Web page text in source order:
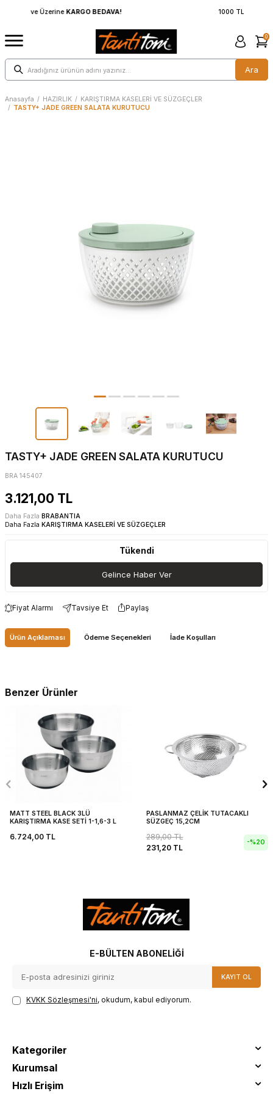
1000 TL ve Üzerine
Ara
0
Anasayfa / HAZIRLIK / KARIŞTIRMA KASELERİ VE SÜZGEÇLER
/ TASTY+ JADE GREEN SALATA KURUTUCU
TASTY+ JADE GREEN SALATA KURUTUCU
BRA 145407
3.121,00 TL
Daha Fazla BRABANTIA
Daha Fazla KARIŞTIRMA KASELERİ VE SÜZGEÇLER
Tükendi
Gelince Haber Ver
Fiyat Alarmı Tavsiye Et Paylaş
Ürün Açıklaması Ödeme Seçenekleri İade Koşulları
Benzer Ürünler
MATT STEEL BLACK 3LÜ
KARIŞTIRMA KASE SETİ 1-1,6-3 L
6.724,00 TL
PASLANMAZ ÇELİK TUTACAKLI
SÜZGEÇ 15,2CM
289,00TL
231,20TL
-%20
E-BÜLTEN ABONELIĞI
KAYIT OL
KVKK Sözleşmesi'ni, okudum, kabul ediyorum.
Kategoriler
Kurumsal
Hızlı Erişim